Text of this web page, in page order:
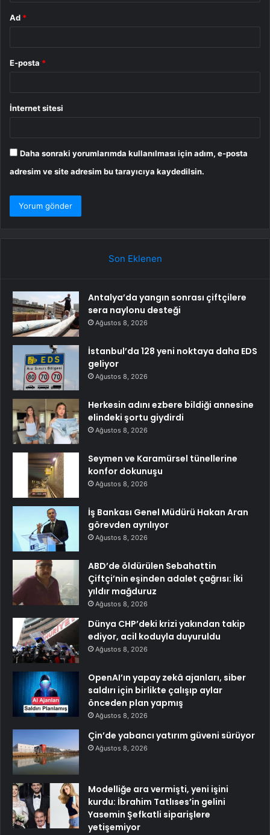
Ad *
E-posta *
İnternet sitesi
Daha sonraki yorumlarımda kullanılması için adım, e-posta
adresim ve site adresim bu tarayıcıya kaydedilsin.
Son Eklenen
Antalya’da yangın sonrası çiftçilere
sera naylonu desteği
Ağustos 8, 2026
İstanbul’da 128 yeni noktaya daha EDS
geliyor
Ağustos 8, 2026
Herkesin adını ezbere bildiği annesine
elindeki şortu giydirdi
Ağustos 8, 2026
Seymen ve Karamürsel tünellerine
konfor dokunuşu
Ağustos 8, 2026
İş Bankası Genel Müdürü Hakan Aran
görevden ayrılıyor
Ağustos 8, 2026
ABD’de öldürülen Sebahattin
Çiftçi’nin eşinden adalet çağrısı: İki
yıldır mağduruz
Ağustos 8, 2026
Dünya CHP’deki krizi yakından takip
ediyor, acil koduyla duyuruldu
Ağustos 8, 2026
OpenAI’ın yapay zekâ ajanları, siber
saldırı için birlikte çalışıp aylar
önceden plan yapmış
Ağustos 8, 2026
Çin’de yabancı yatırım güveni sürüyor
Ağustos 8, 2026
Modelliğe ara vermişti, yeni işini
kurdu: İbrahim Tatlıses’in gelini
Yasemin Şefkatli siparişlere
yetişemiyor